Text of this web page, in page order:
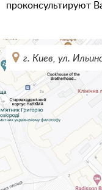
проконсультируют
г. Киев, ул.